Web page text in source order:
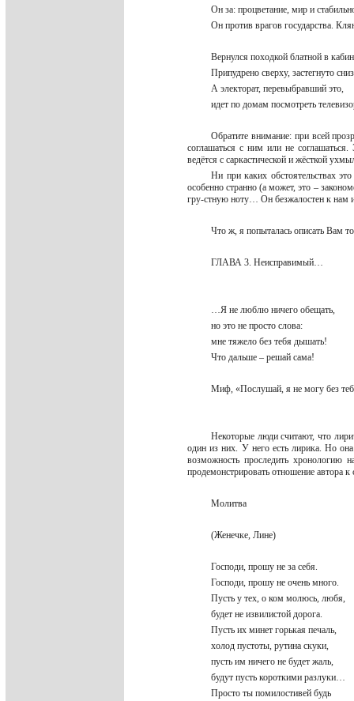
Он за: процветание, мир и
Он против врагов государства.
Вернулся походкой блатной в
Припудрено сверху, застегнуто
А электорат, перевыбравший это,
идет по домам посмотреть
Обратите внимание: при всей
соглашаться с ним или не
ведётся с саркастической и жёсткой
Ни при каких обстоятельствах
особенно странно (а может, это –
гру-стную ноту… Он безжалостен к нам
Что ж, я попыталась описать Вам
ГЛАВА 3. Неисправимый…
…Я не люблю ничего обещать,
но это не просто слова:
мне тяжело без тебя дышать!
Что дальше – решай сама!
Миф, «Послушай, я не могу без
Некоторые люди считают, что
один из них. У него есть лирика. Но
возможность проследить хронологию
продемонстрировать отношение автора
Молитва
(Женечке, Лине)
Господи, прошу не за себя.
Господи, прошу не очень много.
Пусть у тех, о ком молюсь, любя,
будет не извилистой дорога.
Пусть их минет горькая печаль,
холод пустоты, рутина скуки,
пусть им ничего не будет жаль,
будут пусть короткими разлуки…
Просто ты помилостивей будь